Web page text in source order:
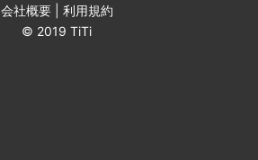
会社概要| 利用規約
© 2019 TiTi